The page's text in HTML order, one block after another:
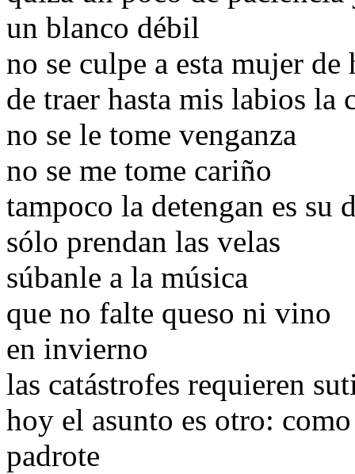
un blanco débil
no se culpe a esta mujer
de traer hasta mis labios la
no se le tome venganza
no se me tome cariño
tampoco la detengan es su
sólo prendan las velas
súbanle a la música
que no falte queso ni vino
en invierno
las catástrofes requieren
hoy el asunto es otro:
padrote